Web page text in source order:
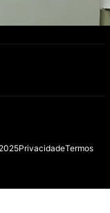
PrivacidadeTermos